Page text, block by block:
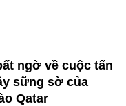
ngờ về cuộc tấn
sững sờ của
Qatar